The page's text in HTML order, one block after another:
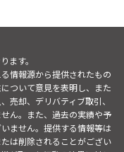
ます。
情報源から提供されたもの
ついて意見を表明し、また
売却、デリバティブ取引、
ん。また、過去の実績や予
ません。提供する情報等は
は削除されることがござい